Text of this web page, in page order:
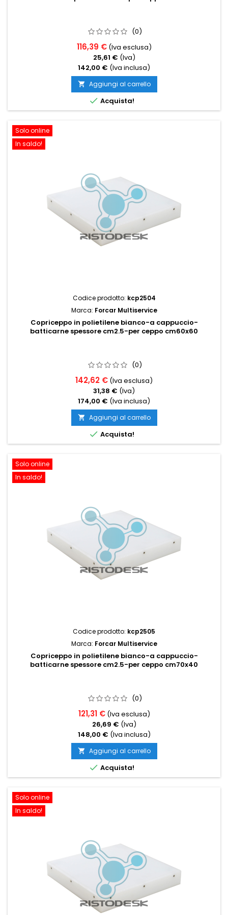
(0)
116,39 € (Iva esclusa)
25,61 € (Iva)
142,00 € (Iva inclusa)
 Aggiungi al carrello
 Acquista!
Solo online
In saldo!
Codice prodotto: kcp2504
Marca: Forcar Multiservice
Copriceppo in polietilene bianco-a cappuccio-
batticarne spessore cm2.5-per ceppo cm60x60
(0)
142,62 € (Iva esclusa)
31,38 € (Iva)
174,00 € (Iva inclusa)
 Aggiungi al carrello
 Acquista!
Solo online
In saldo!
Codice prodotto: kcp2505
Marca: Forcar Multiservice
Copriceppo in polietilene bianco-a cappuccio-
batticarne spessore cm2.5-per ceppo cm70x40
(0)
121,31 € (Iva esclusa)
26,69 € (Iva)
148,00 € (Iva inclusa)
 Aggiungi al carrello
 Acquista!
Solo online
In saldo!